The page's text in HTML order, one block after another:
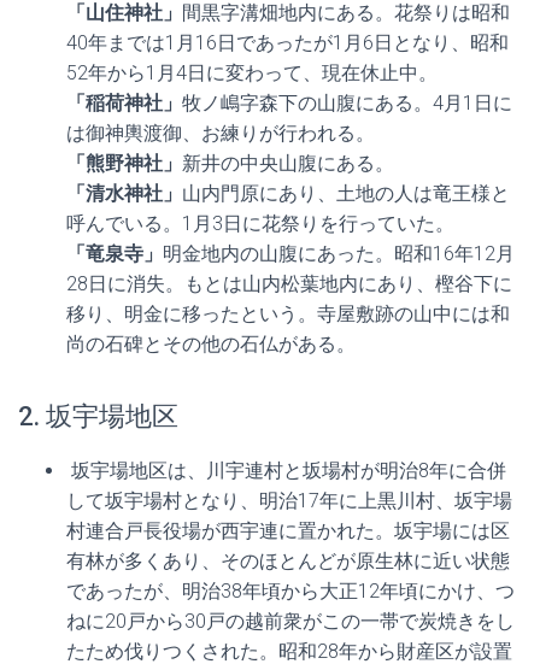
「山住神社」 間黒字溝畑地内にある。花祭りは昭和
40年までは1月16日であったが1月6日となり、昭和
52年から1月4日に変わって、現在休止中。
「稲荷神社」 牧ノ嶋字森下の山腹にある。4月1日に
は御神輿渡御、お練りが行われる。
「熊野神社」 新井の中央山腹にある。
「清水神社」 山内門原にあり、土地の人は竜王様と
呼んでいる。1月3日に花祭りを行っていた。
「竜泉寺」 明金地内の山腹にあった。昭和16年12月
28日に消失。もとは山内松葉地内にあり、樫谷下に
移り、明金に移ったという。寺屋敷跡の山中には和
尚の石碑とその他の石仏がある。
2. 坂宇場地区
坂宇場地区は、川宇連村と坂場村が明治8年に合併
して坂宇場村となり、明治17年に上黒川村、坂宇場
村連合戸長役場が西宇連に置かれた。坂宇場には区
有林が多くあり、そのほとんどが原生林に近い状態
であったが、明治38年頃から大正12年頃にかけ、つ
ねに20戸から30戸の越前衆がこの一帯で炭焼きをし
たため伐りつくされた。昭和28年から財産区が設置